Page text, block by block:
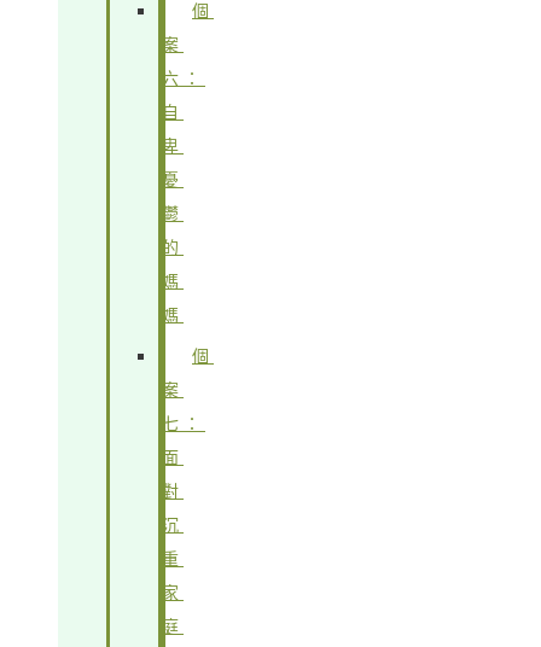
個
案
六：
自
卑
憂
鬱
的
媽
媽
個
案
七：
面
對
沉
重
家
庭